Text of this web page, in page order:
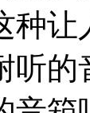
种让
听的